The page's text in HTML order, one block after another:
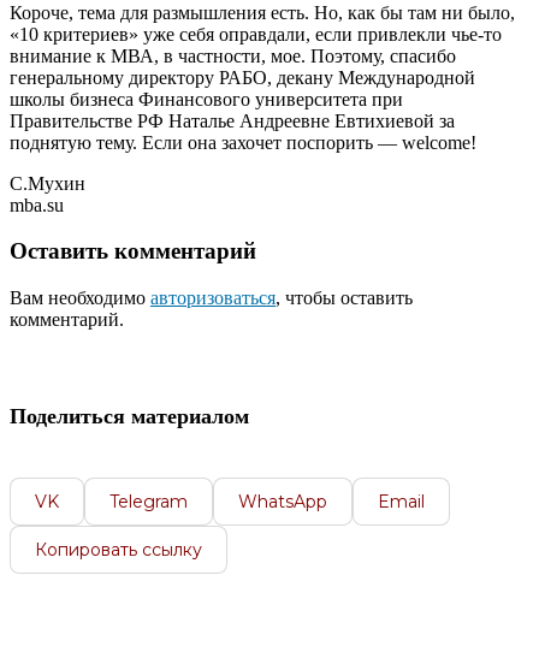
Короче, тема для размышления есть. Но, как бы там ни было,
«10 критериев» уже себя оправдали, если привлекли чье-то
внимание к МВА, в частности, мое. Поэтому, спасибо
генеральному директору РАБО, декану Международной
школы бизнеса Финансового университета при
Правительстве РФ Наталье Андреевне Евтихиевой за
поднятую тему. Если она захочет поспорить — welcome!
С.Мухин
mba.su
Оставить комментарий
Вам необходимо авторизоваться, чтобы оставить
комментарий.
Поделиться материалом
VK Telegram WhatsApp Email
Копировать ссылку